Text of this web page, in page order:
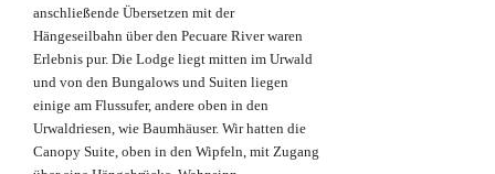
anschließende Übersetzen mit der
Hängeseilbahn über den Pecuare River waren
Erlebnis pur. Die Lodge liegt mitten im Urwald
und von den Bungalows und Suiten liegen
einige am Flussufer, andere oben in den
Urwaldriesen, wie Baumhäuser. Wir hatten die
Canopy Suite, oben in den Wipfeln, mit Zugang